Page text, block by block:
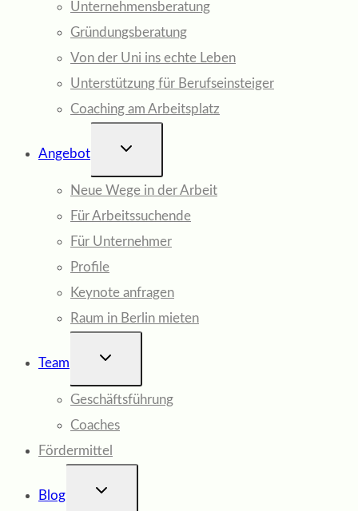
Unternehmensberatung
Gründungsberatung
Von der Uni ins echte Leben
Unterstützung für Berufseinsteiger
Coaching am Arbeitsplatz
Angebot
UNTERMENÜ
Neue Wege in der Arbeit
Für Arbeitssuchende
Für Unternehmer
Profile
Keynote anfragen
Raum in Berlin mieten
Team
UNTERMENÜ
Geschäftsführung
Coaches
Fördermittel
Blog
UNTERMENÜ